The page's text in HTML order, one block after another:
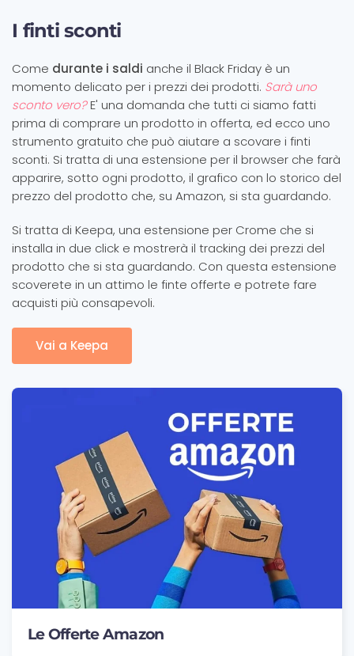
I finti sconti
Come durante i saldi anche il Black Friday è un
momento delicato per i prezzi dei prodotti. Sarà uno
sconto vero?E' una domanda che tutti ci siamo fatti
prima di comprare un prodotto in offerta, ed ecco uno
strumento gratuito che può aiutare a scovare i finti
sconti. Si tratta di una estensione per il browser che farà
apparire, sotto ogni prodotto, il grafico con lo storico del
prezzo del prodotto che, su Amazon, si sta guardando.
Si tratta di Keepa, una estensione per Crome che si
installa in due click e mostrerà il tracking dei prezzi del
prodotto che si sta guardando. Con questa estensione
scoverete in un attimo le finte offerte e potrete fare
acquisti più consapevoli.
Vai a Keepa
Le Offerte Amazon